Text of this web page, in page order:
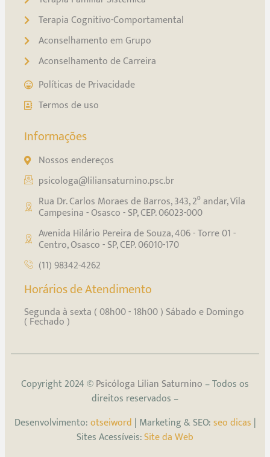
Terapia Cognitivo-Comportamental
Aconselhamento em Grupo
Aconselhamento de Carreira
Políticas de Privacidade
Termos de uso
Informações
Nossos endereços
psicologa@liliansaturnino.psc.br
Rua Dr. Carlos Moraes de Barros, 343, 2⁰ andar, Vila
Campesina - Osasco - SP, CEP. 06023-000
Avenida Hilário Pereira de Souza, 406 - Torre 01 -
Centro, Osasco - SP, CEP. 06010-170
(11) 98342-4262
Horários de Atendimento
Segunda à sexta ( 08h00 - 18h00 ) Sábado e Domingo
( Fechado )
Copyright 2024 ©Psicóloga Lilian Saturnino – Todos os
direitos reservados –
Desenvolvimento:otseiword | Marketing & SEO:seo dicas |
Sites Acessíveis:Site da Web